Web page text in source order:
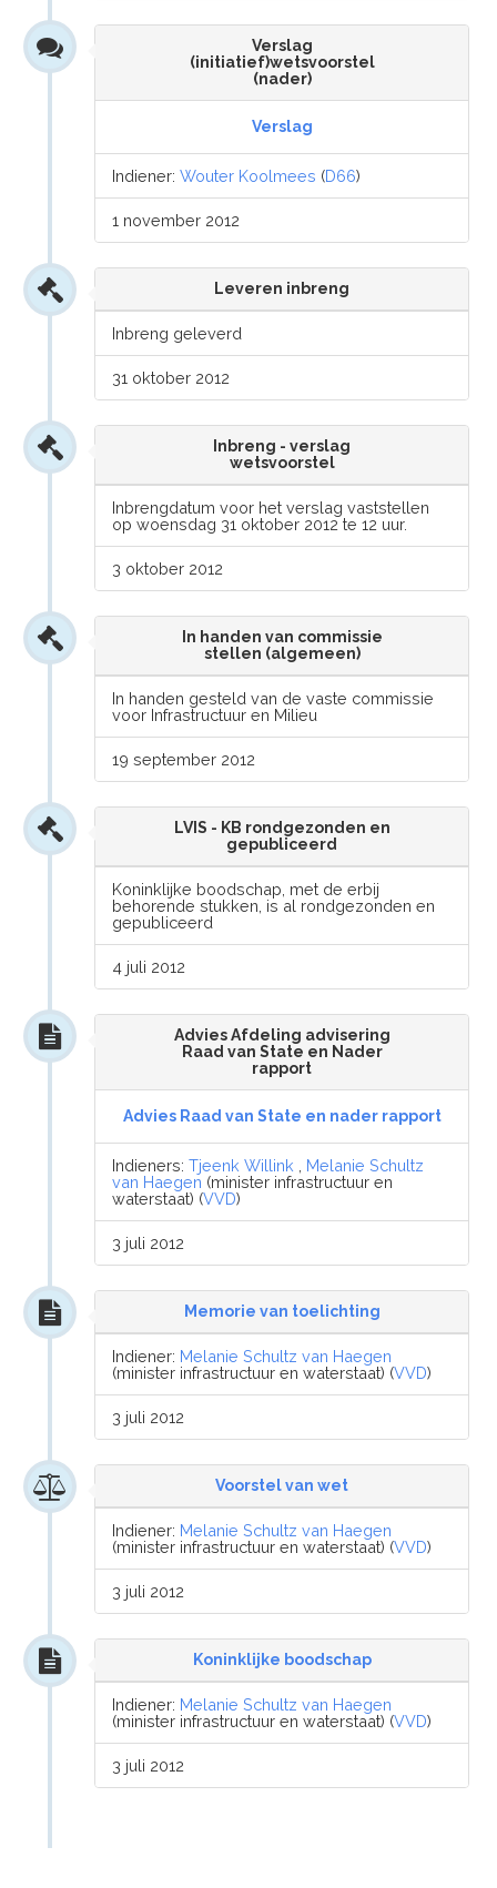
Verslag
(initiatief)wetsvoorstel
(nader)
Verslag
Indiener:Wouter Koolmees (D66)
1 november 2012
Leveren inbreng
Inbreng geleverd
31 oktober 2012
Inbreng - verslag
wetsvoorstel
Inbrengdatum voor het verslag vaststellen
op woensdag 31 oktober 2012 te 12 uur.
3 oktober 2012
In handen van commissie
stellen (algemeen)
In handen gesteld van de vaste commissie
voor Infrastructuur en Milieu
19 september 2012
LVIS - KB rondgezonden en
gepubliceerd
Koninklijke boodschap, met de erbij
behorende stukken, is al rondgezonden en
gepubliceerd
4 juli 2012
Advies Afdeling advisering
Raad van State en Nader
rapport
Advies Raad van State en nader rapport
Indieners:Tjeenk Willink
Melanie Schultz
van Haegen (minister infrastructuur en
waterstaat) (VVD)
3 juli 2012
Memorie van toelichting
Indiener: Melanie Schultz van Haegen
(minister infrastructuur en waterstaat) (VVD)
3 juli 2012
Voorstel van wet
Indiener: Melanie Schultz van Haegen
(minister infrastructuur en waterstaat) (VVD)
3 juli 2012
Koninklijke boodschap
Indiener: Melanie Schultz van Haegen
(minister infrastructuur en waterstaat) (VVD)
3 juli 2012